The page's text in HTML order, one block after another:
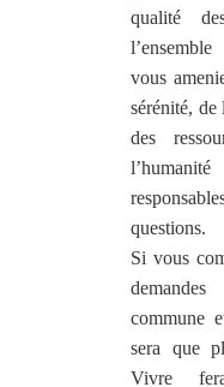
qualité
vous
sérénité, de
des
questions.
Si vous
commune
sera que
Vivre